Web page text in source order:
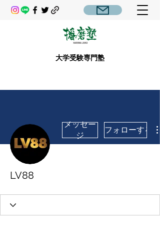
大学受験専門塾
メッセー
ジ
フォローする
LV88